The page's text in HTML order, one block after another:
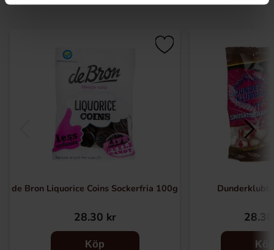
de Bron Liquorice Coins Sockerfria 100g
28.30 kr
Köp Köp